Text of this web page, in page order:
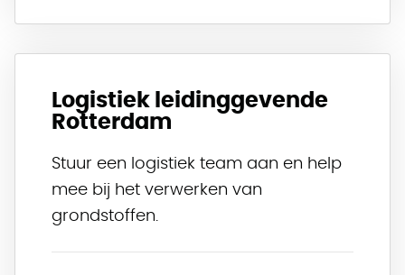
Logistiek leidinggevende
Rotterdam
Stuur een logistiek team aan en help
mee bij het verwerken van
grondstoffen.